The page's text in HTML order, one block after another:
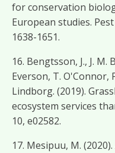
for conservation
European studies.
1638-1651.
16. Bengtsson, J., J. M.
Everson, T. O'Connor,
Lindborg. (2019).
ecosystem services
10, e02582.
17. Mesipuu, M.